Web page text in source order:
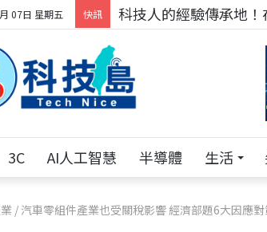
07日 星期五 快訊 科技人的經驗傳承地！
3C AI人工智慧 半導體 生活
/ 汽車零組件產業也受關稅影響 經濟部題6大因應